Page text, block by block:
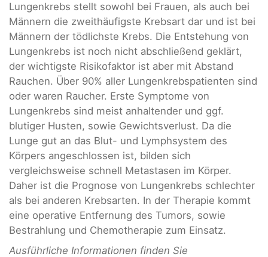
Lungenkrebs stellt sowohl bei Frauen, als auch bei
Männern die zweithäufigste Krebsart dar und ist bei
Männern der tödlichste Krebs. Die Entstehung von
Lungenkrebs ist noch nicht abschließend geklärt,
der wichtigste Risikofaktor ist aber mit Abstand
Rauchen. Über 90% aller Lungenkrebspatienten sind
oder waren Raucher. Erste Symptome von
Lungenkrebs sind meist anhaltender und ggf.
blutiger Husten, sowie Gewichtsverlust. Da die
Lunge gut an das Blut- und Lymphsystem des
Körpers angeschlossen ist, bilden sich
vergleichsweise schnell Metastasen im Körper.
Daher ist die Prognose von Lungenkrebs schlechter
als bei anderen Krebsarten. In der Therapie kommt
eine operative Entfernung des Tumors, sowie
Bestrahlung und Chemotherapie zum Einsatz.
Ausführliche Informationen finden Sie